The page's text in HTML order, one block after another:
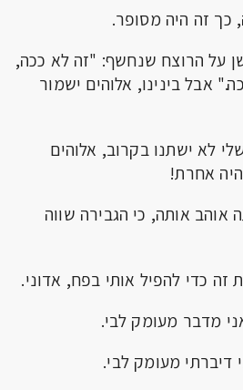
כך זה היה מסופר.
על הרוצח שנחשף: "זה לא ככה,
אבל בינינו, אלוהים ישמור
לא ישתנו בקרוב, אלוהים
אחרת!
אותה, כי הגבירה שווה
כדי להפיל אותי בפח, אדוני.
מדבר מעומק לבי.
דיברתי מעומק לבי.